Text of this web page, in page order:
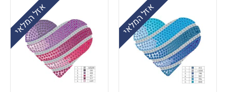
אזל המלאי אזל המלאי